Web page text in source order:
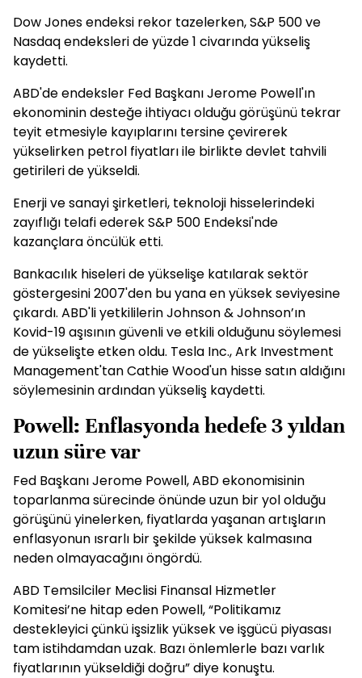
Dow Jones endeksi rekor tazelerken, S&P 500 ve
Nasdaq endeksleri de yüzde 1 civarında yükseliş
kaydetti.
ABD'de endeksler Fed Başkanı Jerome Powell'ın
ekonominin desteğe ihtiyacı olduğu görüşünü tekrar
teyit etmesiyle kayıplarını tersine çevirerek
yükselirken petrol fiyatları ile birlikte devlet tahvili
getirileri de yükseldi.
Enerji ve sanayi şirketleri, teknoloji hisselerindeki
zayıflığı telafi ederek S&P 500 Endeksi'nde
kazançlara öncülük etti.
Bankacılık hiseleri de yükselişe katılarak sektör
göstergesini 2007'den bu yana en yüksek seviyesine
çıkardı. ABD'li yetkililerin Johnson & Johnson’ın
Kovid-19 aşısının güvenli ve etkili olduğunu söylemesi
de yükselişte etken oldu. Tesla Inc., Ark Investment
Management'tan Cathie Wood'un hisse satın aldığını
söylemesinin ardından yükseliş kaydetti.
Powell: Enflasyonda hedefe 3 yıldan
uzun süre var
Fed Başkanı Jerome Powell, ABD ekonomisinin
toparlanma sürecinde önünde uzun bir yol olduğu
görüşünü yinelerken, fiyatlarda yaşanan artışların
enflasyonun ısrarlı bir şekilde yüksek kalmasına
neden olmayacağını öngördü.
ABD Temsilciler Meclisi Finansal Hizmetler
Komitesi’ne hitap eden Powell, “Politikamız
destekleyici çünkü işsizlik yüksek ve işgücü piyasası
tam istihdamdan uzak. Bazı önlemlerle bazı varlık
fiyatlarının yükseldiği doğru” diye konuştu.